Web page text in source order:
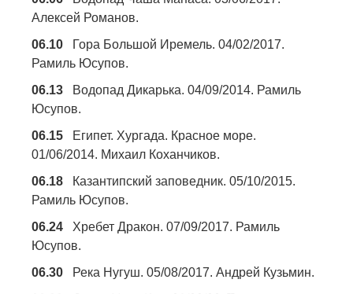
Алексей Романов.
06.10 Гора Большой Иремель. 04/02/2017.
Рамиль Юсупов.
06.13 Водопад Дикарька. 04/09/2014. Рамиль
Юсупов.
06.15 Египет. Хургада. Красное море.
01/06/2014. Михаил Коханчиков.
06.18 Казантипский заповедник. 05/10/2015.
Рамиль Юсупов.
06.24 Хребет Дракон. 07/09/2017. Рамиль
Юсупов.
06.30 Река Нугуш. 05/08/2017. Андрей Кузьмин.